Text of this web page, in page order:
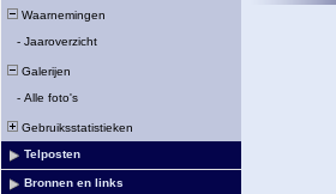
Waarnemingen
- Jaaroverzicht
Galerijen
- Alle foto's
Gebruiksstatistieken
Telposten
Bronnen en links